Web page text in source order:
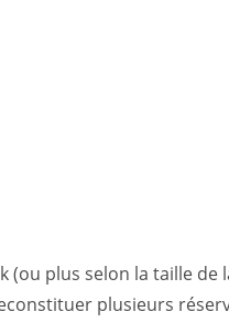
plus selon la taille de
plusieurs